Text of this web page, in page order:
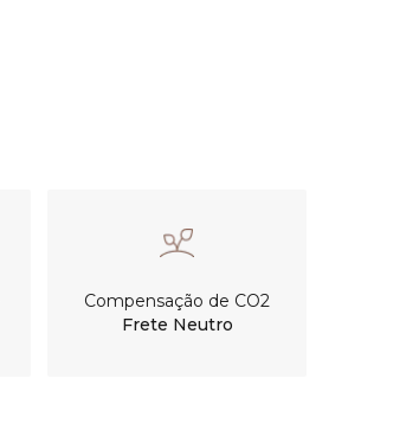
Compensação de CO2
Frete Neutro